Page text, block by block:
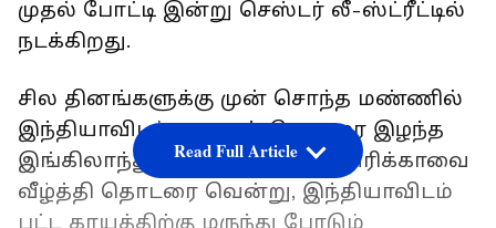
முதல் போட்டி இன்று செஸ்டர் லீ-ஸ்ட்ரீட்டில்
நடக்கிறது.
சில தினங்களுக்கு முன் சொந்த மண்ணில்
இந்தியாவிடம் ஒருநாள் தொடரை இழந்த
இங்கிலாந்து அணி, தென்னாப்பிரிக்காவை
வீழ்த்தி தொடரை வென்று, இந்தியாவிடம்
பட்ட காயத்திற்கு மருந்து போடும்
Read Full Article